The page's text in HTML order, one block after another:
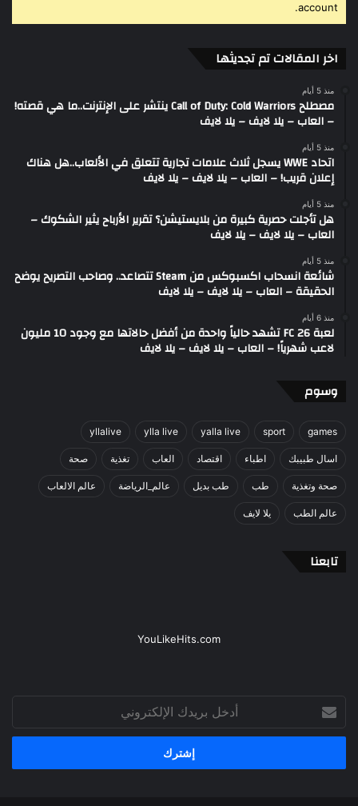
account.
اخر المقالات تم تجديثها
منذ 5 أيام
مصطلح Call of Duty: Cold Warriors ينتشر على الإنترنت..ما هي قصته!
– العاب – يلا لايف – يلا لايف
منذ 5 أيام
اتحاد WWE يسجل ثلاث علامات تجارية تتعلق في الألعاب..هل هناك
إعلان قريب! – العاب – يلا لايف – يلا لايف
منذ 5 أيام
هل تأجلت حصرية كبيرة من بلايستيشن؟ تقرير الأرباح يثير الشكوك –
العاب – يلا لايف – يلا لايف
منذ 5 أيام
شائعة انسحاب اكسبوكس من Steam تتصاعد.. وصاحب التصريح يوضح
الحقيقة – العاب – يلا لايف – يلا لايف
منذ 6 أيام
لعبة FC 26 تشهد حالياً واحدة من أفضل حالاتها مع وجود 10 مليون
لاعب شهرياً! – العاب – يلا لايف – يلا لايف
وسوم
games
sport
yalla live
ylla live
yllalive
اسال طبيبك اطباء اقتصاد العاب تغذية صحة
صحة وتغذية طب طب بديل عالم_الرياضة عالم الالعاب
عالم الطب يلا لايف
تابعنا
YouLikeHits.com
بريدك
الإلكتروني